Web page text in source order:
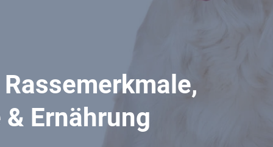
Hausratversicherung
Verkehrsrechtsschutz
Grippe: Symptome & Behandlung
Übelkeit: Ursachen & Behandlung
Nierenschmerzen
Ernährung